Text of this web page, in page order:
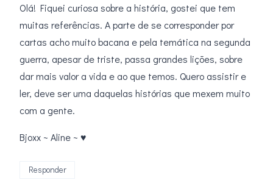
Olá! Fiquei curiosa sobre a história, gostei que tem
muitas referências. A parte de se corresponder por
cartas acho muito bacana e pela temática na segunda
guerra, apesar de triste, passa grandes lições, sobre
dar mais valor a vida e ao que temos. Quero assistir e
ler, deve ser uma daquelas histórias que mexem muito
com a gente.
Bjoxx ~ Aline ~ ♥
Responder